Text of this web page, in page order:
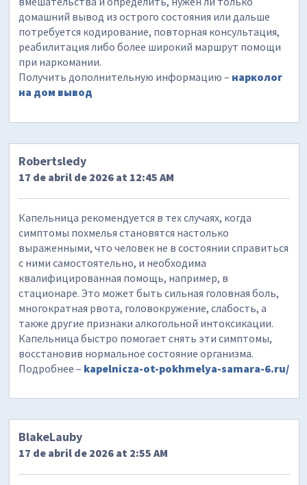
домашний вывод из острого состояния или дальше
потребуется кодирование, повторная консультация,
реабилитация либо более широкий маршрут помощи
при наркомании.
Получить дополнительную информацию – нарколог
на дом вывод
Robertsledy
17 de abril de 2026 at 12:45 AM
Капельница рекомендуется в тех случаях, когда
симптомы похмелья становятся настолько
выраженными, что человек не в состоянии справиться
с ними самостоятельно, и необходима
квалифицированная помощь, например, в
стационаре. Это может быть сильная головная боль,
многократная рвота, головокружение, слабость, а
также другие признаки алкогольной интоксикации.
Капельница быстро помогает снять эти симптомы,
восстановив нормальное состояние организма.
Подробнее – kapelnicza-ot-pokhmelya-samara-6.ru/
BlakeLauby
17 de abril de 2026 at 2:55 AM